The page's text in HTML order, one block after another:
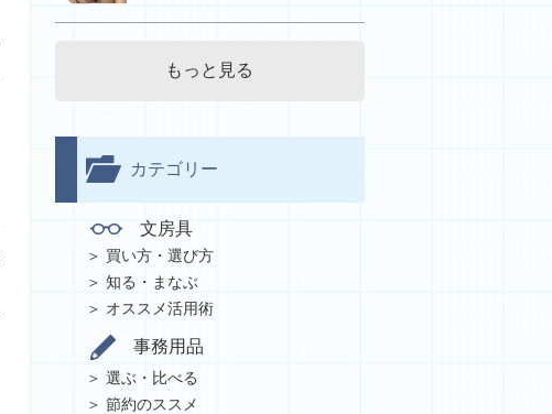
もっと見る
カテゴリー
文房具
買い方・選び方
知る・まなぶ
オススメ活用術
事務用品
選ぶ・比べる
節約のススメ